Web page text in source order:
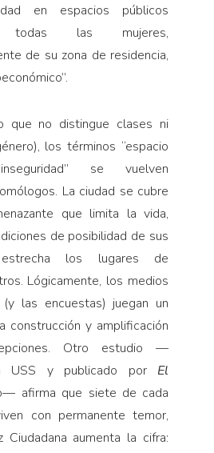
en espacios públicos
las mujeres,
de su zona de residencia,
que no distingue clases ni
los términos “espacio
se vuelven
La ciudad se cubre
que limita la vida,
de posibilidad de sus
los lugares de
Lógicamente, los medios
(y las encuestas) juegan un
construcción y amplificación
Otro estudio —
USS y publicado por El
afirma que siete de cada
con permanente temor,
Ciudadana aumenta la cifra: